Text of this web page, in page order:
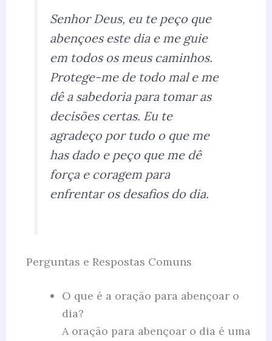
Senhor Deus, eu te peço que
abençoes este dia e me guie
em todos os meus caminhos.
Protege-me de todo mal e me
dê a sabedoria para tomar as
decisões certas. Eu te
agradeço por tudo o que me
has dado e peço que me dê
força e coragem para
enfrentar os desafios do dia.
Perguntas e Respostas Comuns
O que é a oração para abençoar o
dia?
A oração para abençoar o dia é uma